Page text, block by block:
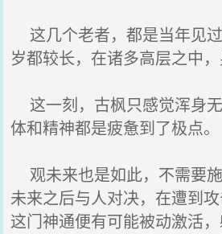
这几个老者，都是当年见
岁都较长，在诸多高层之中，
这一刻，古枫只感觉浑身
体和精神都是疲惫到了极点。
观未来也是如此，不需要
未来之后与人对决，在遭到
这门神通便有可能被动激活，